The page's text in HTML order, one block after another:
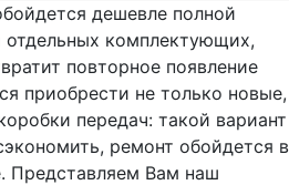
дешевле полной
отдельных комплектующих,
повторное появление
приобрести не только новые,
передач: такой вариант
ремонт обойдется в
Представляем Вам наш